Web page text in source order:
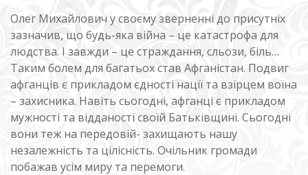
Олег Михайлович у своєму зверненні до присутніх
зазначив, що будь-яка війна – це катастрофа для
людства. І завжди – це страждання, сльози, біль…
Таким болем для багатьох став Афганістан. Подвиг
афганців є прикладом єдності нації та взірцем воїна
– захисника. Навіть сьогодні, афганці є прикладом
мужності та відданості своїй Батьківщині. Сьогодні
вони теж на передовій- захищають нашу
незалежність та цілісність. Очільник громади
побажав усім миру та перемоги.